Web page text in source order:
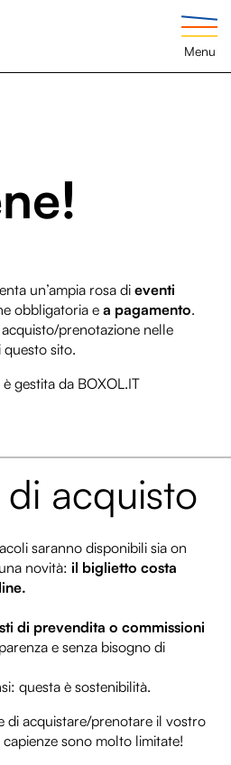
Menu
un’ampia rosa di eventi
obbligatoria e a pagamento.
prenotazione nelle
sito.
gestita da BOXOL.IT
acquisto
saranno disponibili sia on
novità: il biglietto costa
di prevendita o commissioni
e senza bisogno di
questa è sostenibilità.
di acquistare/prenotare il vostro
sono molto limitate!